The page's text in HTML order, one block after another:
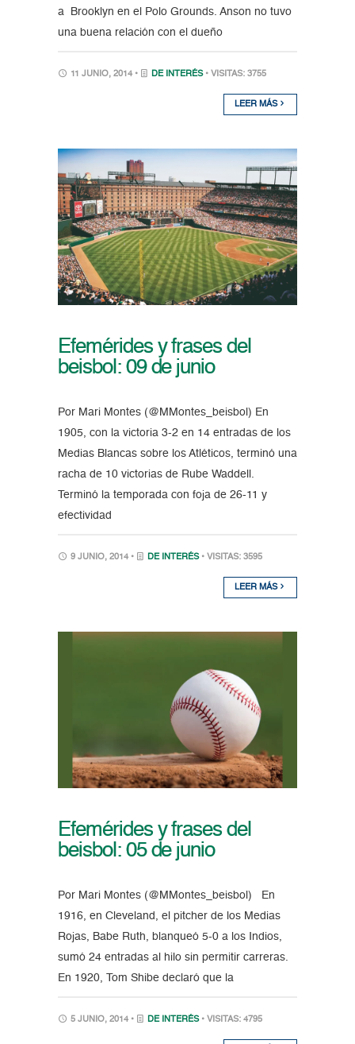
a Brooklyn en el Polo Grounds. Anson no tuvo
una buena relación con el dueño
11 JUNIO, 2014 • DE INTERÉS • VISITAS: 3755
LEER MÁS
Efemérides y frases del
beisbol: 09 de junio
Por Mari Montes (@MMontes_beisbol) En
1905, con la victoria 3-2 en 14 entradas de los
Medias Blancas sobre los Atléticos, terminó una
racha de 10 victorias de Rube Waddell.
Terminó la temporada con foja de 26-11 y
efectividad
9 JUNIO, 2014 • DE INTERÉS • VISITAS: 3595
LEER MÁS
Efemérides y frases del
beisbol: 05 de junio
Por Mari Montes (@MMontes_beisbol) En
1916, en Cleveland, el pitcher de los Medias
Rojas, Babe Ruth, blanqueó 5-0 a los Indios,
sumó 24 entradas al hilo sin permitir carreras.
En 1920, Tom Shibe declaró que la
5 JUNIO, 2014 • DE INTERÉS • VISITAS: 4795